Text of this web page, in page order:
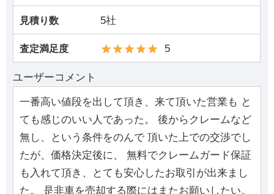
見積り数 5社
査定満足度 5
ユーザーコメント
一番高い値段を出して頂き、来て頂いた営業も と
ても感じのいい人であった。 後からクレームなど
無し、という条件をのんで 頂いた上での交渉でし
たが、価格決定後に、 無料でクレームガード保証
も入れて頂き、とても安心したお取引が出来まし
た。 是非車を売却する際にはまたお願いしたい。